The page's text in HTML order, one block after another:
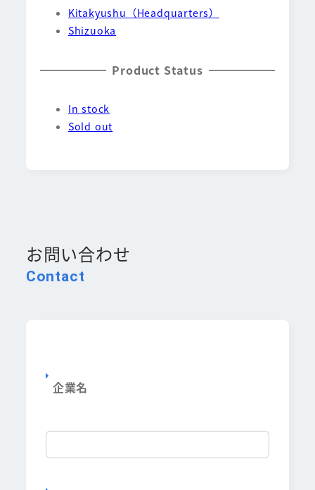
Kitakyushu（Headquarters）
Shizuoka
Product Status
In stock
Sold out
Contact
お問い合わせ
企業名